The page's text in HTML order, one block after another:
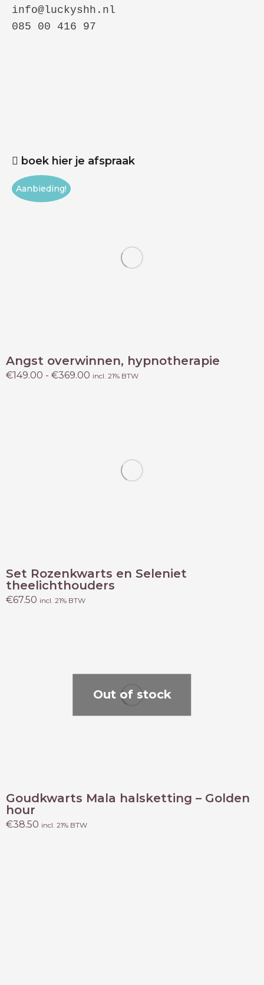
info@luckyshh.nl
085 00 416 97
boek hier je afspraak
Aanbieding!
Angst overwinnen, hypnotherapie
€149.00 - €369.00 Prijsklasse:
incl. 21% BTW
Set Rozenkwarts en Seleniet
theelichthouders
€67.50 incl. 21% BTW
Out of stock
Goudkwarts Mala halsketting – Golden
hour
€38.50 incl. 21% BTW